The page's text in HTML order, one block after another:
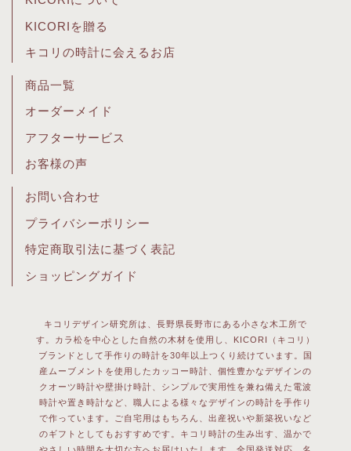
KICORIを贈る
キコリの時計に会えるお店
商品一覧
オーダーメイド
アフターサービス
お客様の声
お問い合わせ
プライバシーポリシー
特定商取引法に基づく表記
ショッピングガイド
キコリデザイン研究所は、長野県長野市にある小さな木工所で
す。カラ松を中心とした自然の木材を使用し、KICORI（キコリ）
ブランドとして手作りの時計を30年以上つくり続けています。国
産ムーブメントを使用したカッコー時計、個性豊かなデザインの
クオーツ時計や壁掛け時計、シンプルで実用性を兼ね備えた電波
時計や置き時計など、職人による様々なデザインの時計を手作り
で作っています。ご自宅用はもちろん、出産祝いや新築祝いなど
のギフトとしてもおすすめです。キコリ時計の生み出す、温かで